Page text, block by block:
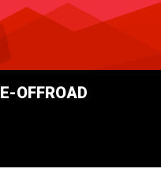
E-OFFROAD